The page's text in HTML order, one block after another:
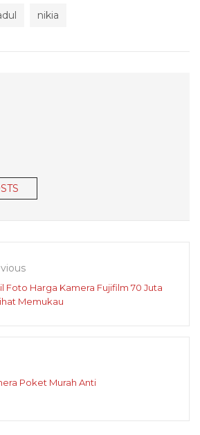
nikia
Foto Harga Kamera Fujifilm 70 Juta
Memukau
Poket Murah Anti